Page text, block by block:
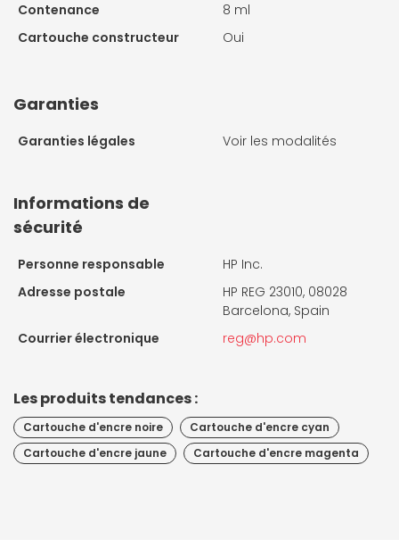
Contenance
8 ml
Cartouche constructeur
Oui
Garanties
Garanties légales Voir les modalités
Informations de
sécurité
Personne responsable
HP Inc.
Adresse postale
HP REG 23010, 08028
Barcelona, Spain
Courrier électronique
reg@hp.com
Les produits tendances :
Cartouche d'encre noire
Cartouche d'encre cyan
Cartouche d'encre jaune
Cartouche d'encre magenta